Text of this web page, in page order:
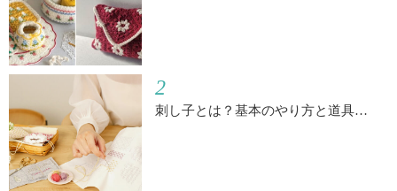
2
刺し子とは？基本のやり方と道具…